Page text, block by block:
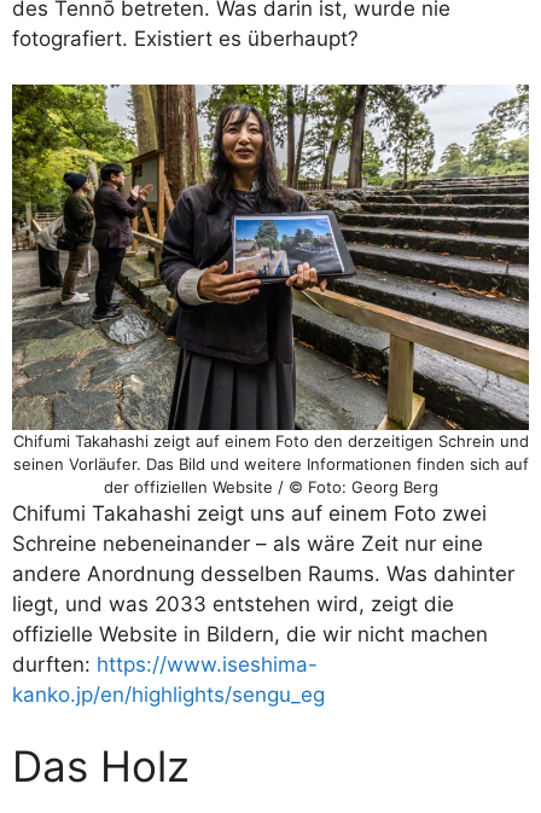
des Tennō betreten. Was darin ist, wurde nie
fotografiert. Existiert es überhaupt?
Chifumi Takahashi zeigt auf einem Foto den derzeitigen Schrein und
seinen Vorläufer. Das Bild und weitere Informationen finden sich auf
der offiziellen Website / © Foto: Georg Berg
Chifumi Takahashi zeigt uns auf einem Foto zwei
Schreine nebeneinander – als wäre Zeit nur eine
andere Anordnung desselben Raums. Was dahinter
liegt, und was 2033 entstehen wird, zeigt die
offizielle Website in Bildern, die wir nicht machen
durften: https://www.iseshima-
kanko.jp/en/highlights/sengu_eg
Das Holz